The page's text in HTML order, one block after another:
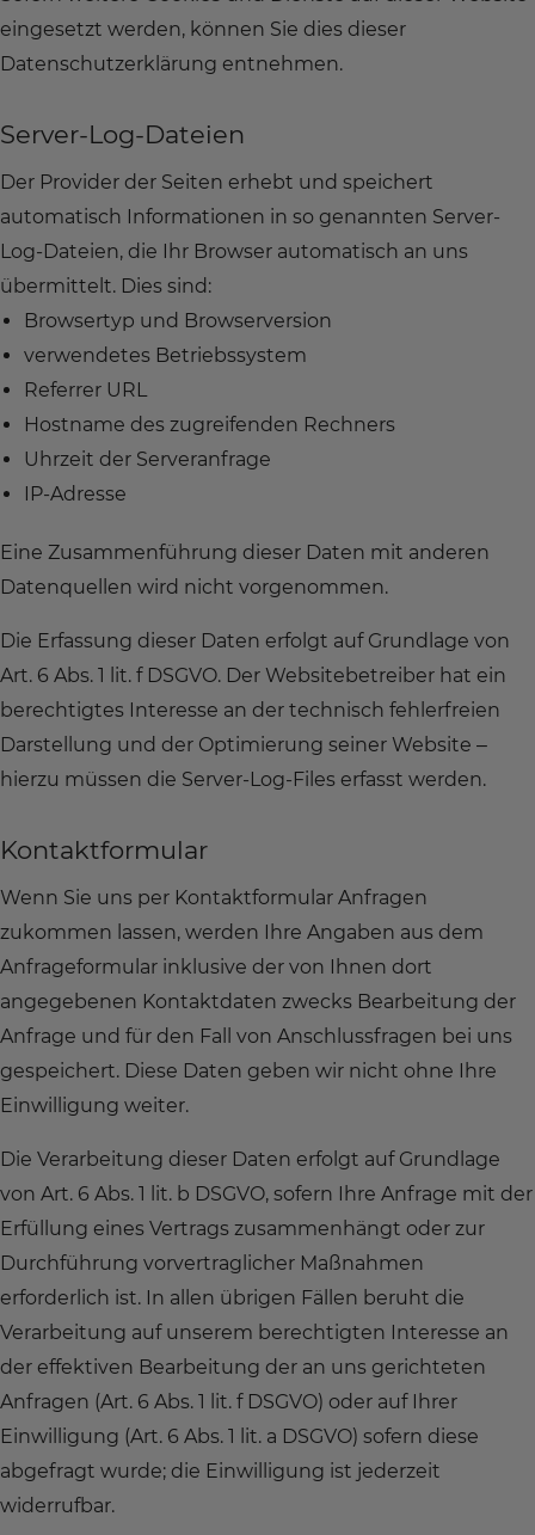
eingesetzt werden, können Sie dies dieser
Datenschutzerklärung entnehmen.
Server-Log-Dateien
Der Provider der Seiten erhebt und speichert
automatisch Informationen in so genannten Server-
Log-Dateien, die Ihr Browser automatisch an uns
übermittelt. Dies sind:
Browsertyp und Browserversion
verwendetes Betriebssystem
Referrer URL
Hostname des zugreifenden Rechners
Uhrzeit der Serveranfrage
IP-Adresse
Eine Zusammenführung dieser Daten mit anderen
Datenquellen wird nicht vorgenommen.
Die Erfassung dieser Daten erfolgt auf Grundlage von
Art. 6 Abs. 1 lit. f DSGVO. Der Websitebetreiber hat ein
berechtigtes Interesse an der technisch fehlerfreien
Darstellung und der Optimierung seiner Website –
hierzu müssen die Server-Log-Files erfasst werden.
Kontaktformular
Wenn Sie uns per Kontaktformular Anfragen
zukommen lassen, werden Ihre Angaben aus dem
Anfrageformular inklusive der von Ihnen dort
angegebenen Kontaktdaten zwecks Bearbeitung der
Anfrage und für den Fall von Anschlussfragen bei uns
gespeichert. Diese Daten geben wir nicht ohne Ihre
Einwilligung weiter.
Die Verarbeitung dieser Daten erfolgt auf Grundlage
von Art. 6 Abs. 1 lit. b DSGVO, sofern Ihre Anfrage mit der
Erfüllung eines Vertrags zusammenhängt oder zur
Durchführung vorvertraglicher Maßnahmen
erforderlich ist. In allen übrigen Fällen beruht die
Verarbeitung auf unserem berechtigten Interesse an
der effektiven Bearbeitung der an uns gerichteten
Anfragen (Art. 6 Abs. 1 lit. f DSGVO) oder auf Ihrer
Einwilligung (Art. 6 Abs. 1 lit. a DSGVO) sofern diese
abgefragt wurde; die Einwilligung ist jederzeit
widerrufbar.